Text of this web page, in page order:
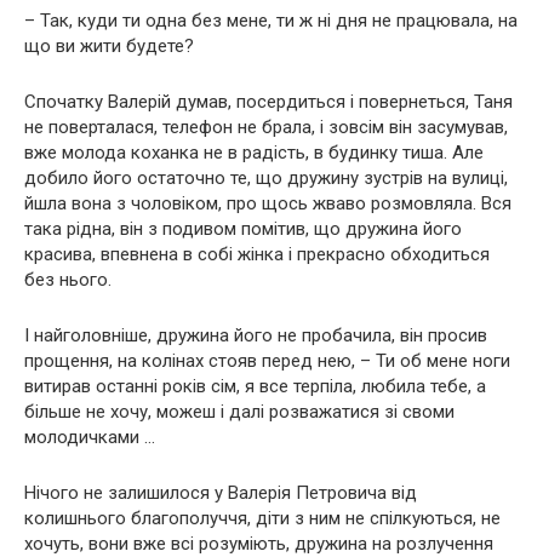
– Так, куди ти одна без мене, ти ж ні дня не працювала, на
що ви жити будете?
Спочатку Валерій думав, посердиться і повернеться, Таня
не поверталася, телефон не брала, і зовсім він засумував,
вже молода коханка не в радість, в будинку тиша. Але
добило його остаточно те, що дружину зустрів на вулиці,
йшла вона з чоловіком, про щось жваво розмовляла. Вся
така рідна, він з подивом помітив, що дружина його
красива, впевнена в собі жінка і прекрасно обходиться
без нього.
І найголовніше, дружина його не пробачила, він просив
прощення, на колінах стояв перед нею, – Ти об мене ноги
витирав останні років сім, я все терпіла, любила тебе, а
більше не хочу, можеш і далі розважатися зі своми
молодичками …
Нічого не залишилося у Валерія Петровича від
колишнього благополуччя, діти з ним не спілкуються, не
хочуть, вони вже всі розуміють, дружина на розлучення